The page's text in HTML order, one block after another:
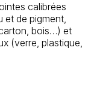
calibrées
et de pigment,
bois…) et
(verre, plastique,